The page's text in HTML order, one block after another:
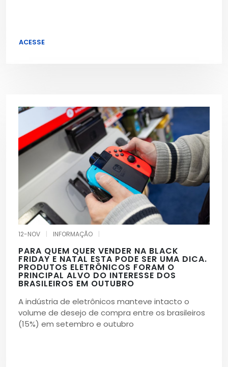
ACESSE
12-NOV INFORMAÇÃO
PARA QUEM QUER VENDER NA BLACK
FRIDAY E NATAL ESTA PODE SER UMA DICA.
PRODUTOS ELETRÔNICOS FORAM O
PRINCIPAL ALVO DO INTERESSE DOS
BRASILEIROS EM OUTUBRO
A indústria de eletrônicos manteve intacto o
volume de desejo de compra entre os brasileiros
(15%) em setembro e outubro